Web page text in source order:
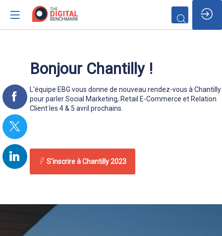
Bonjour Chantilly !
L'équipe EBG vous donne de nouveau rendez-vous à Chantilly
pour parler Social Marketing, Retail E-Commerce et Relation
Client les 4 & 5 avril prochains.
S'inscrire à Chantilly 2023